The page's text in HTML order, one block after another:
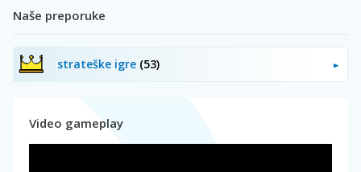
Naše preporuke
strateške igre (53)
Video gameplay